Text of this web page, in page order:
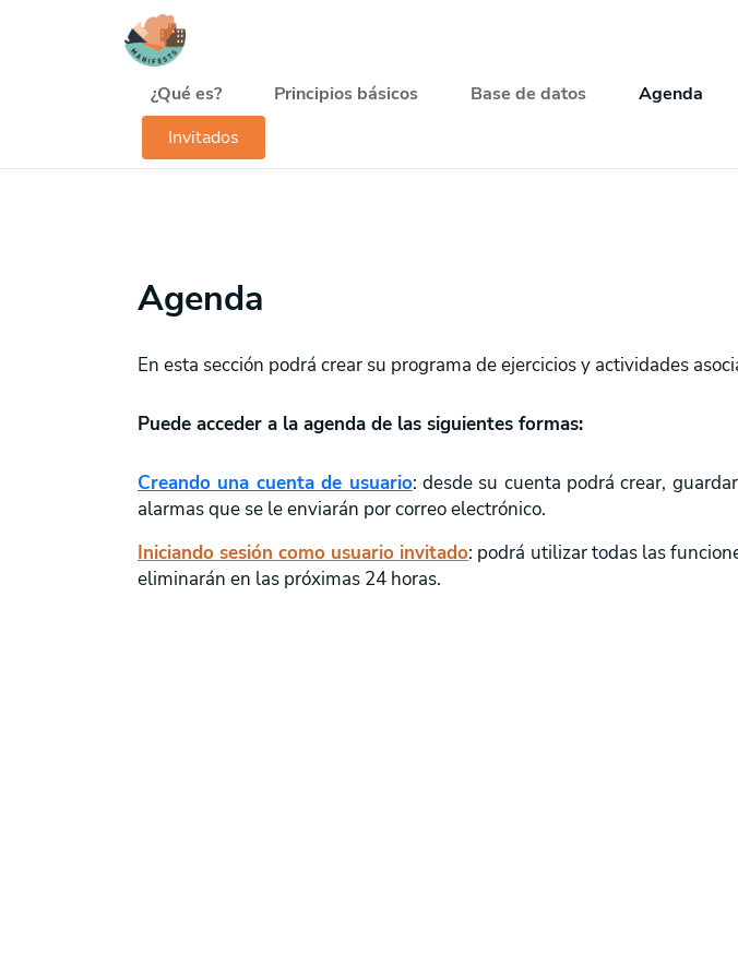
Pasar al contenido principal
Navegación principal
¿Qué es? Principios básicos Base de datos Agenda
Invitados
Agenda
En esta sección podrá crear su programa de ejercicios y actividades
Puede acceder a la agenda de las siguientes formas:
Creando una cuenta de usuario: desde su cuenta podrá crear,
alarmas que se le enviarán por correo electrónico.
Iniciando sesión como usuario invitado: podrá utilizar todas las
eliminarán en las próximas 24 horas.